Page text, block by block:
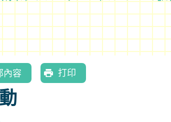
內容 打印